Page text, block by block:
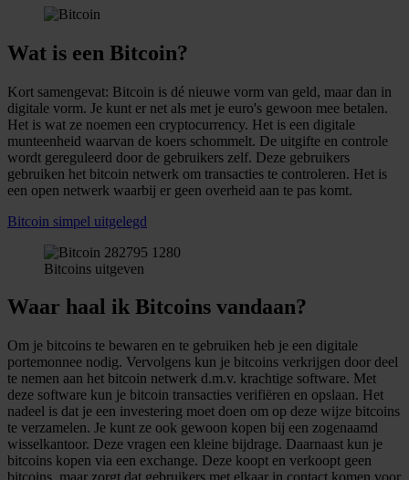
Wat is een Bitcoin?
Kort samengevat: Bitcoin is dé nieuwe vorm van geld, maar dan in
digitale vorm. Je kunt er net als met je euro's gewoon mee betalen.
Het is wat ze noemen een cryptocurrency. Het is een digitale
munteenheid waarvan de koers schommelt. De uitgifte en controle
wordt gereguleerd door de gebruikers zelf. Deze gebruikers
gebruiken het bitcoin netwerk om transacties te controleren. Het is
een open netwerk waarbij er geen overheid aan te pas komt.
Bitcoin simpel uitgelegd
Bitcoins uitgeven
Waar haal ik Bitcoins vandaan?
Om je bitcoins te bewaren en te gebruiken heb je een digitale
portemonnee nodig. Vervolgens kun je bitcoins verkrijgen door deel
te nemen aan het bitcoin netwerk d.m.v. krachtige software. Met
deze software kun je bitcoin transacties verifiëren en opslaan. Het
nadeel is dat je een investering moet doen om op deze wijze bitcoins
te verzamelen. Je kunt ze ook gewoon kopen bij een zogenaamd
wisselkantoor. Deze vragen een kleine bijdrage. Daarnaast kun je
bitcoins kopen via een exchange. Deze koopt en verkoopt geen